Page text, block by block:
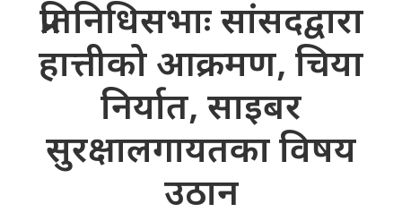
प्रतिनिधिसभाः सांसदद्वारा
हात्तीको आक्रमण, चिया
निर्यात, साइबर
सुरक्षालगायतका विषय
उठान